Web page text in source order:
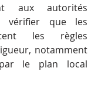
aux autorités
vérifier que les
les règles
notamment
le plan local